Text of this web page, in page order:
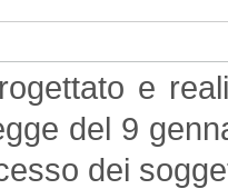
e
del 9
dei